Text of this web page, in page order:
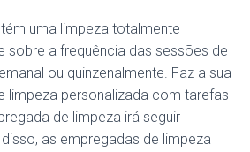
uma limpeza totalmente
sobre a frequência das sessões de
ou quinzenalmente. Faz a sua
limpeza personalizada com tarefas
de limpeza irá seguir
as empregadas de limpeza